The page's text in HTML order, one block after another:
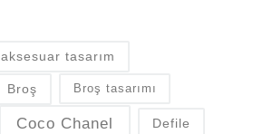
aksesuar tasarım
Broş Broş tasarımı
Coco Chanel Defile